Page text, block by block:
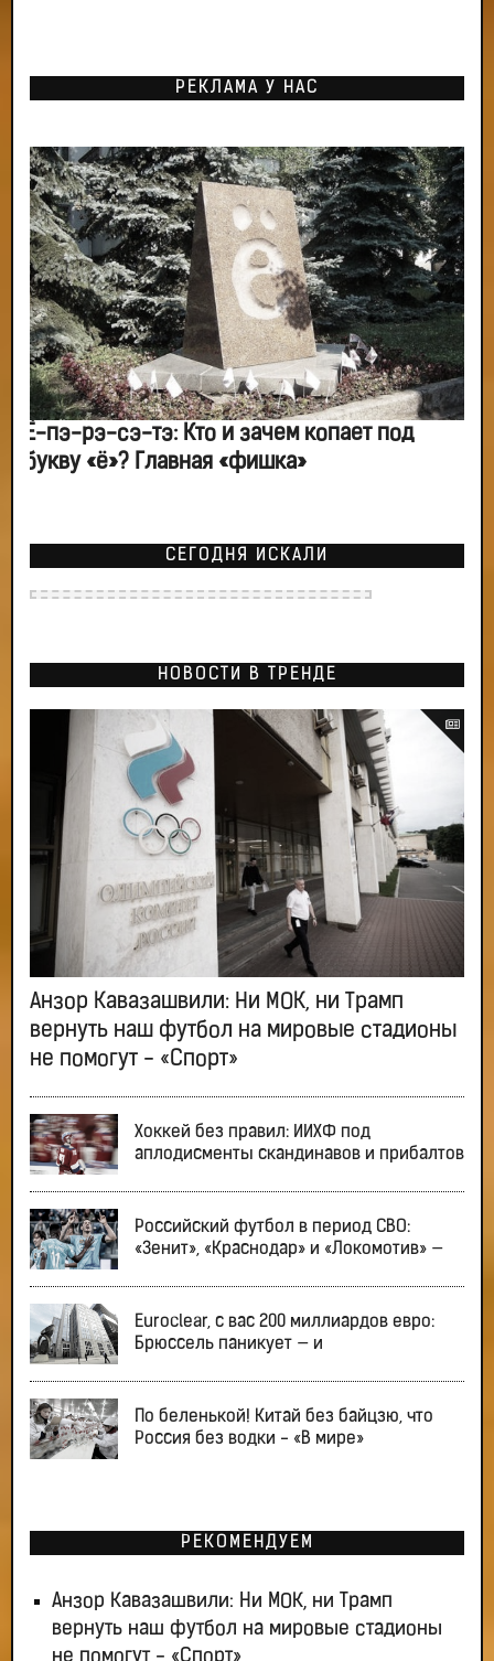
РЕКЛАМА У НАС
Ё-пэ-рэ-сэ-тэ: Кто и зачем копает под
букву «ё»? Главная «фишка»
СЕГОДНЯ ИСКАЛИ
НОВОСТИ В ТРЕНДЕ
Анзор Кавазашвили: Ни МОК, ни Трамп
вернуть наш футбол на мировые стадионы
не помогут - «Спорт»
Хоккей без правил: ИИХФ под
аплодисменты скандинавов и прибалтов
Российский футбол в период СВО:
«Зенит», «Краснодар» и «Локомотив» —
Euroclear, с вас 200 миллиардов евро:
Брюссель паникует — и
По беленькой! Китай без байцзю, что
Россия без водки - «В мире»
РЕКОМЕНДУЕМ
Анзор Кавазашвили: Ни МОК, ни Трамп
вернуть наш футбол на мировые стадионы
не помогут - «Спорт»